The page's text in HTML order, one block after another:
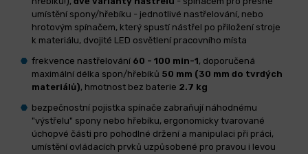
umístění spony/hřebíku - jednotlivé nastřelování, nebo
hrotovým spínačem, který spustí nástřel po přiložení stroje
k materiálu, dvojité LED osvětlení pracovního místa
frekvence nastřelování 60 - 100 min-1, doporučená
maximální délka spon/hřebíků 50 mm (30 mm do tvrdých
materiálů), hmotnost bez baterie 2.7 kg
bezpečnostní pojistka spínače zabraňují náhodnému
"výstřelu" spony nebo hřebíku, ergonomicky tvarované
úchopvé části pro pohodlné držení a manipulaci při práci,
umístění ovládacích prvků uzpůsobené pro pravou i levou